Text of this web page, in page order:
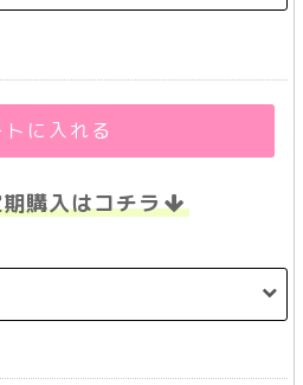
トに入れる
購入はコチラ